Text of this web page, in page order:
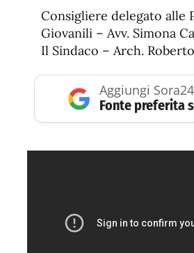
Consigliere delegato alle
Giovanili – Avv. Simona
Il Sindaco – Arch.
Aggiungi Sora24
Fonte preferita